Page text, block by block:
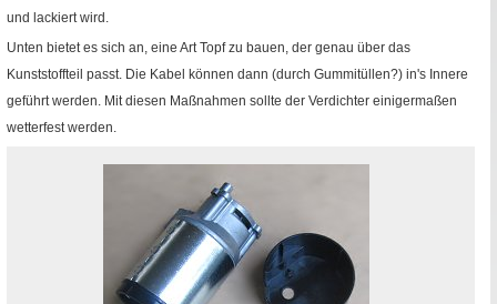
und lackiert wird.
Unten bietet es sich an, eine Art Topf zu bauen, der genau über das
Kunststoffteil passt. Die Kabel können dann (durch Gummitüllen?) in's Innere
geführt werden. Mit diesen Maßnahmen sollte der Verdichter einigermaßen
wetterfest werden.